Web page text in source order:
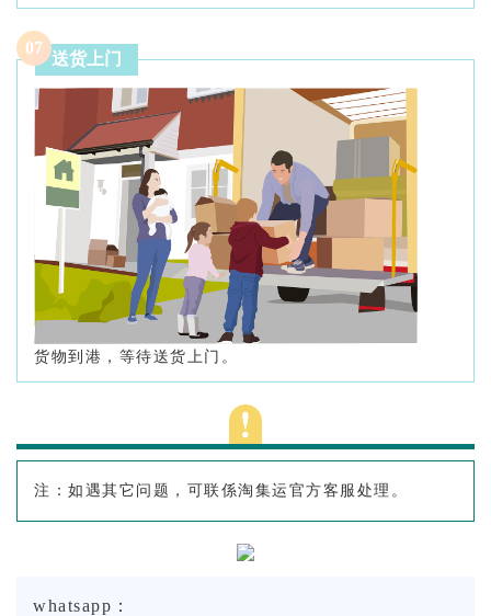
07
送货上门
货物到港，等待送货上门。
注：如遇其它问题，可联係淘集运官方客服处理。
whatsapp：